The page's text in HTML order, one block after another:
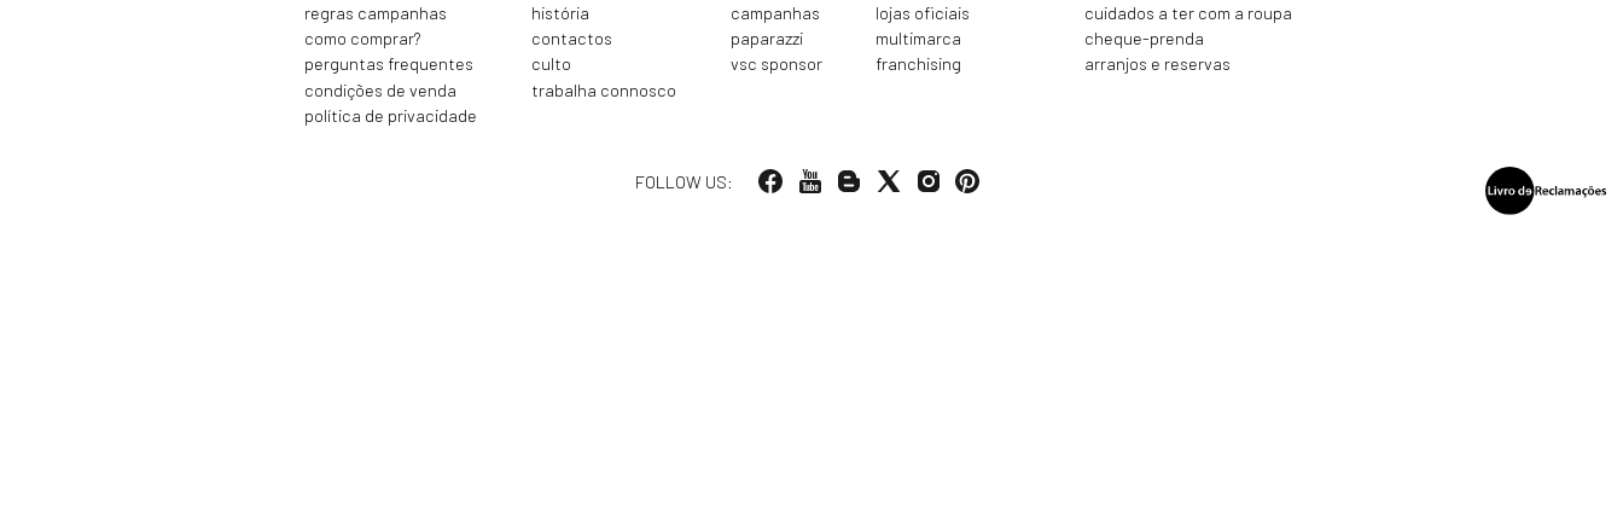
regras campanhas
como comprar?
perguntas frequentes
condições de venda
política de privacidade
história
contactos
culto
trabalha connosco
campanhas
paparazzi
vsc sponsor
lojas oficiais
multimarca
franchising
cuidados a ter com a roupa
cheque-prenda
arranjos e reservas
FOLLOW US: